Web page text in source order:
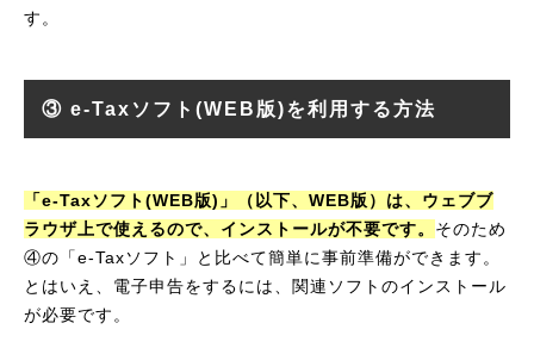
す。
③ e-Taxソフト(WEB版)を利用する方法
「e-Taxソフト(WEB版)」（以下、WEB版）は、ウェブブ
ラウザ上で使えるので、インストールが不要です。 そのため
④の「e-Taxソフト」と比べて簡単に事前準備ができます。
とはいえ、電子申告をするには、関連ソフトのインストール
が必要です。